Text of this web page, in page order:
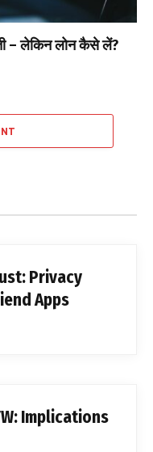
– लेकिन लोन कैसे लें?
Privacy
Apps
Implications